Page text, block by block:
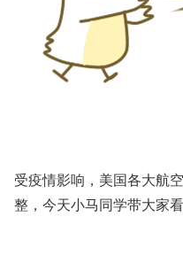
受疫情影响，美国各大航
整，今天小马同学带大家